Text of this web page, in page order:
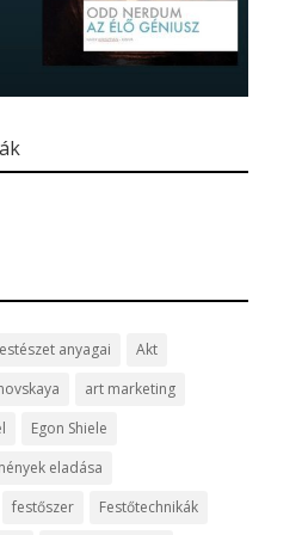
anyagai
Akt
art marketing
Egon Shiele
eladása
festőszer Festőtechnikák